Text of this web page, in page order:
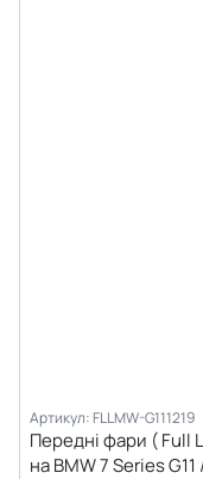
Артикул: FLLMW-G111219
Передні фари ( Full
на BMW 7 Series